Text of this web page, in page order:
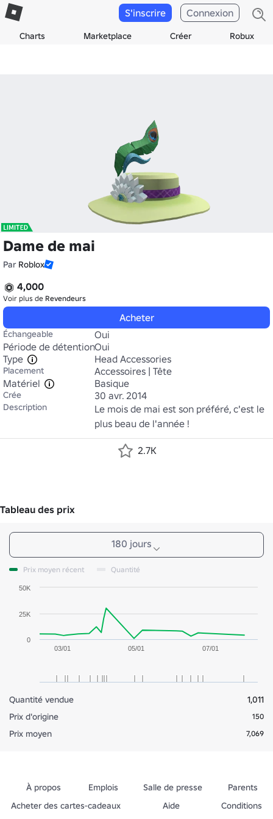
Charts Marketplace Créer Robux
S'inscrire Connexion
Dame de mai
Par Roblox
4,000
Voir plus de Revendeurs
Acheter
Échangeable
Oui
Période de détentionOui
Type
Head Accessories
Placement
Accessoires | Tête
Matériel
Basique
Crée 30 avr. 2014
Description
Le mois de mai est son préféré, c'est le
plus beau de l'année !
2.7K
Tableau des prix
180 jours
Prix moyen récent Quantité
03/01 05/01 07/01
0
25K
50K
Quantité vendue
1,011
Prix d'origine
150
Prix moyen 7,069
À propos Emplois Salle de presse
Parents
Acheter des cartes-cadeaux
Aide
Conditions